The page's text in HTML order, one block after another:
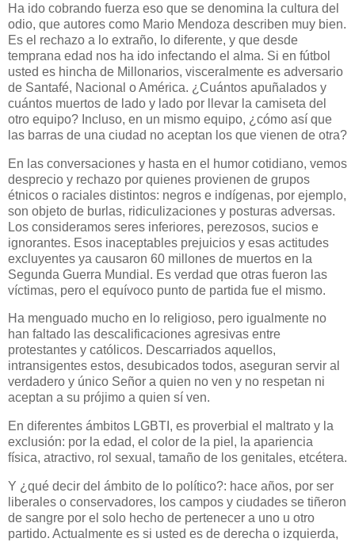
Ha ido cobrando fuerza eso que se denomina la cultura del
odio, que autores como Mario Mendoza describen muy bien.
Es el rechazo a lo extraño, lo diferente, y que desde
temprana edad nos ha ido infectando el alma. Si en fútbol
usted es hincha de Millonarios, visceralmente es adversario
de Santafé, Nacional o América. ¿Cuántos apuñalados y
cuántos muertos de lado y lado por llevar la camiseta del
otro equipo? Incluso, en un mismo equipo, ¿cómo así que
las barras de una ciudad no aceptan los que vienen de otra?
En las conversaciones y hasta en el humor cotidiano, vemos
desprecio y rechazo por quienes provienen de grupos
étnicos o raciales distintos: negros e indígenas, por ejemplo,
son objeto de burlas, ridiculizaciones y posturas adversas.
Los consideramos seres inferiores, perezosos, sucios e
ignorantes. Esos inaceptables prejuicios y esas actitudes
excluyentes ya causaron 60 millones de muertos en la
Segunda Guerra Mundial. Es verdad que otras fueron las
víctimas, pero el equívoco punto de partida fue el mismo.
Ha menguado mucho en lo religioso, pero igualmente no
han faltado las descalificaciones agresivas entre
protestantes y católicos. Descarriados aquellos,
intransigentes estos, desubicados todos, aseguran servir al
verdadero y único Señor a quien no ven y no respetan ni
aceptan a su prójimo a quien sí ven.
En diferentes ámbitos LGBTI, es proverbial el maltrato y la
exclusión: por la edad, el color de la piel, la apariencia
física, atractivo, rol sexual, tamaño de los genitales, etcétera.
Y ¿qué decir del ámbito de lo político?: hace años, por ser
liberales o conservadores, los campos y ciudades se tiñeron
de sangre por el solo hecho de pertenecer a uno u otro
partido. Actualmente es si usted es de derecha o izquierda,